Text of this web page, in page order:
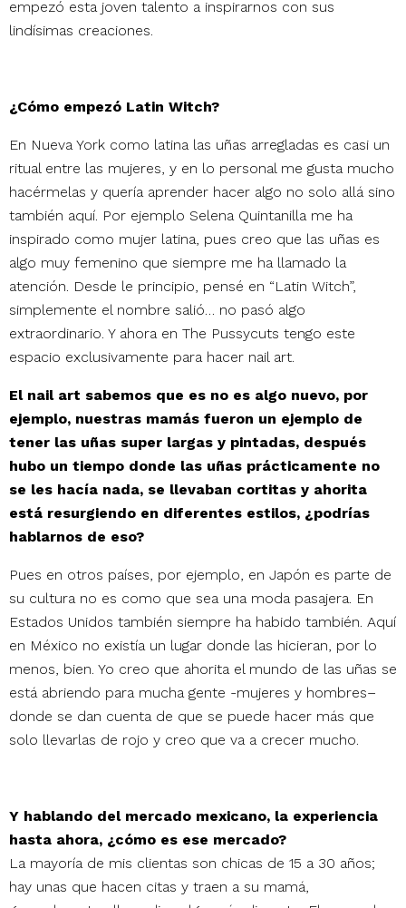
empezó esta joven talento a inspirarnos con sus
lindísimas creaciones.
¿Cómo empezó Latin Witch?
En Nueva York como latina las uñas arregladas es casi un
ritual entre las mujeres, y en lo personal me gusta mucho
hacérmelas y quería aprender hacer algo no solo allá sino
también aquí. Por ejemplo Selena Quintanilla me ha
inspirado como mujer latina, pues creo que las uñas es
algo muy femenino que siempre me ha llamado la
atención. Desde le principio, pensé en “Latin Witch”,
simplemente el nombre salió… no pasó algo
extraordinario. Y ahora en The Pussycuts tengo este
espacio exclusivamente para hacer nail art.
El nail art sabemos que es no es algo nuevo, por
ejemplo, nuestras mamás fueron un ejemplo de
tener las uñas super largas y pintadas, después
hubo un tiempo donde las uñas prácticamente no
se les hacía nada, se llevaban cortitas y ahorita
está resurgiendo en diferentes estilos, ¿podrías
hablarnos de eso?
Pues en otros países, por ejemplo, en Japón es parte de
su cultura no es como que sea una moda pasajera. En
Estados Unidos también siempre ha habido también. Aquí
en México no existía un lugar donde las hicieran, por lo
menos, bien. Yo creo que ahorita el mundo de las uñas se
está abriendo para mucha gente -mujeres y hombres–
donde se dan cuenta de que se puede hacer más que
solo llevarlas de rojo y creo que va a crecer mucho.
Y hablando del mercado mexicano, la experiencia
hasta ahora, ¿cómo es ese mercado?
La mayoría de mis clientas son chicas de 15 a 30 años;
hay unas que hacen citas y traen a su mamá,